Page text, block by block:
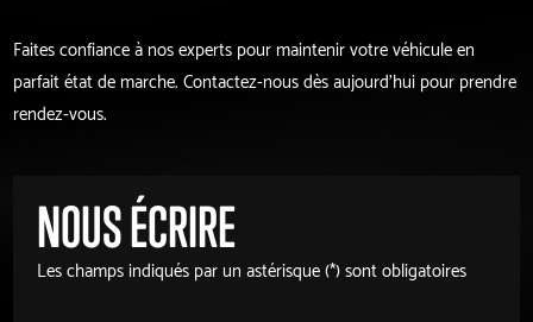
Faites confiance à nos experts pour maintenir votre véhicule en
parfait état de marche. Contactez-nous dès aujourd'hui pour prendre
rendez-vous.
NOUS ÉCRIRE
Les champs indiqués par un astérisque (*) sont obligatoires